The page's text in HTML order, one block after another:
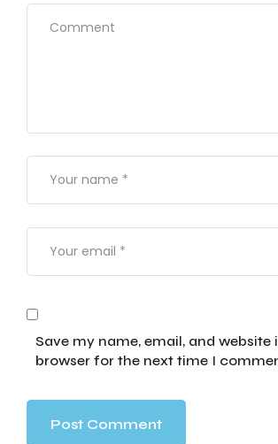
Save my name, email, and website
browser for the next time I